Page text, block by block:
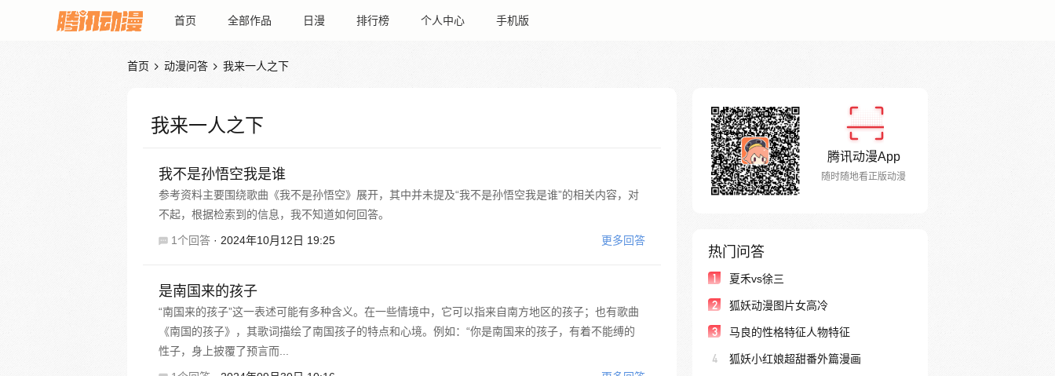
首页 全部作品 日漫 排行榜 个人中心 手机版
首页  动漫问答  我来一人之下
我来一人之下
我不是孙悟空我是谁
参考资料主要围绕歌曲《我不是孙悟空》展开，其中并未提及“我不是孙悟空我是谁”的相关内容，对
不起，根据检索到的信息，我不知道如何回答。
1个回答 · 2024年10月12日 19:25 更多回答
是南国来的孩子
“南国来的孩子”这一表述可能有多种含义。在一些情境中，它可以指来自南方地区的孩子；也有歌曲
《南国的孩子》，其歌词描绘了南国孩子的特点和心境。例如：“你是南国来的孩子，有着不能缚的
性子，身上披覆了预言而...
腾讯动漫App
随时随地看正版动漫
热门问答
1 夏禾vs徐三
2 狐妖动漫图片女高冷
3 马良的性格特征人物特征
4 狐妖小红娘超甜番外篇漫画